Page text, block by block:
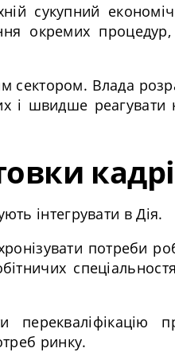
сукупний
окремих
сектором. Влада
і швидше реагувати
інтегрувати в Дія.
потреби
ринку.